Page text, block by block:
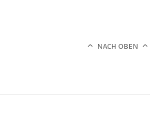
NACH OBEN